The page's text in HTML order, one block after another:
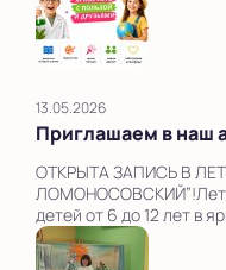
13.05.2026
Приглашаем в наш
ОТКРЫТА ЗАПИСЬ В
детей от 6 до 12 лет в